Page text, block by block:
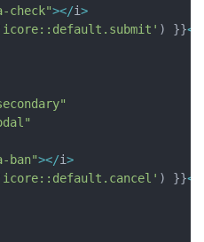
check"></i>
) }}<
ban"></i>
) }}<